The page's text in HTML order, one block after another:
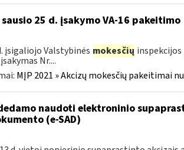
25 d. įsakymo VA-16 pakeitimo
įsigaliojo Valstybinės mokesčių
Nr....
MĮP 2021 » Akcizų mokesčių pakeitimai
naudoti elektroninio
(e-SAD)